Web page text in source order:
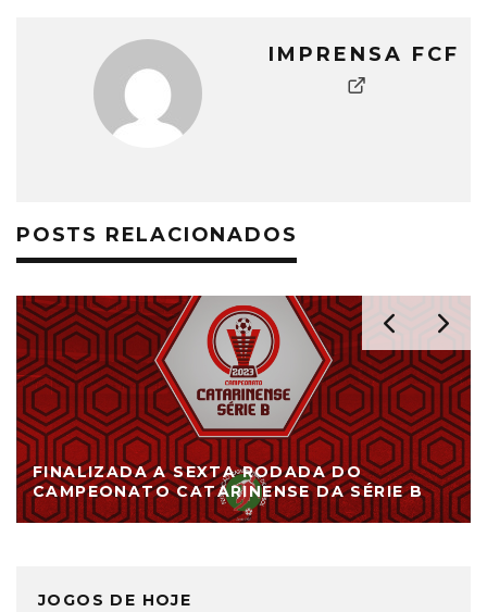
IMPRENSA FCF
POSTS RELACIONADOS
FINALIZADA A SEXTA RODADA DO
CAMPEONATO CATARINENSE DA SÉRIE B
JOGOS DE HOJE